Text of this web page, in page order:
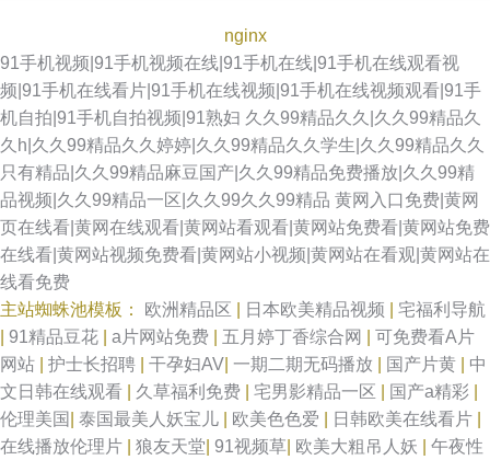
nginx
91手机视频|91手机视频在线|91手机在线|91手机在线观看视
频|91手机在线看片|91手机在线视频|91手机在线视频观看|91手
机自拍|91手机自拍视频|91熟妇 久久99精品久久|久久99精品久
久h|久久99精品久久婷婷|久久99精品久久学生|久久99精品久久
只有精品|久久99精品麻豆国产|久久99精品免费播放|久久99精
品视频|久久99精品一区|久久99久久99精品 黄网入口免费|黄网
页在线看|黄网在线观看|黄网站看观看|黄网站免费看|黄网站免费
在线看|黄网站视频免费看|黄网站小视频|黄网站在看观|黄网站在
线看免费
主站蜘蛛池模板： 欧洲精品区 日本欧美精品视频
宅福利导航
91精品豆花 a片网站免费 五月婷丁香综合网
可免费看A片
网站
护士长招聘 干孕妇AV 一期二期无码播放 国产片黄
中
文日韩在线观看
久草福利免费 宅男影精品一区 国产a精彩
伦理美国
泰国最美人妖宝儿 欧美色色爱 日韩欧美在线看片
在线播放伦理片
狼友天堂 91视频草 欧美大粗吊人妖 午夜性